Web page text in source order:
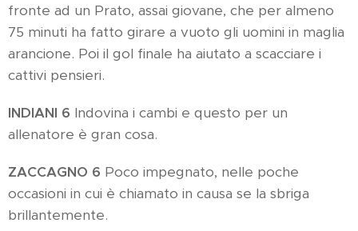
fronte ad un Prato, assai giovane, che per almeno
75 minuti ha fatto girare a vuoto gli uomini in maglia
arancione. Poi il gol finale ha aiutato a scacciare i
cattivi pensieri.
INDIANI 6 Indovina i cambi e questo per un
allenatore è gran cosa.
ZACCAGNO 6 Poco impegnato, nelle poche
occasioni in cui è chiamato in causa se la sbriga
brillantemente.